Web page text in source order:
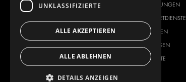
FAHRZEUGEINRICHTUNGEN
LÖSUNGEN FÜR PAKETDIENSTE
INNENVERKLEIDUNGEN
ELEKTRONIK-LÖSUNGEN
SICHERHEITSPRODUKTE
UNKLASSIFIZIERTE
ALLE AKZEPTIEREN
ALLE ABLEHNEN
DETAILS ANZEIGEN